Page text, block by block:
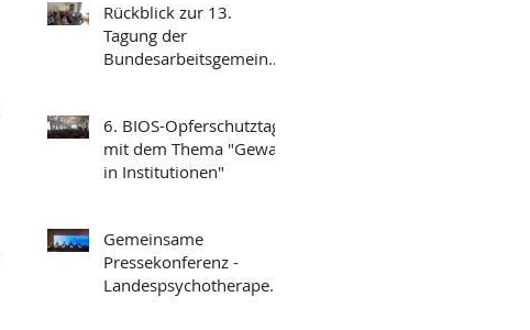
Rückblick zur 13.
Tagung der
Bundesarbeitsgemeinsc
Strafvollzugs
6. BIOS-Opferschutztag
mit dem Thema "Gewalt
in Institutionen"
Gemeinsame
Pressekonferenz -
Landespsychotherapeut